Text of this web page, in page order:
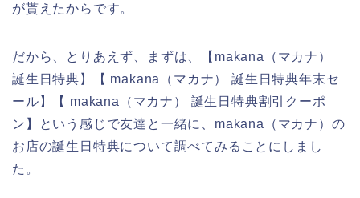
が貰えたからです。
だから、とりあえず、まずは、【makana（マカナ）
誕生日特典】【 makana（マカナ） 誕生日特典年末セ
ール】【 makana（マカナ） 誕生日特典割引クーポ
ン】という感じで友達と一緒に、makana（マカナ）の
お店の誕生日特典について調べてみることにしまし
た。